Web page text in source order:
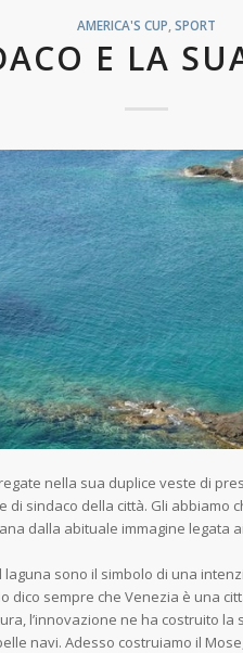
AMERICA'S CUP ,SPORT
E LA
nella sua duplice veste di
di sindaco della città. Gli
dalla abituale immagine legata
sono il simbolo di una
io dico sempre che Venezia è una
l’innovazione ne ha costruito la
navi. Adesso costruiamo il